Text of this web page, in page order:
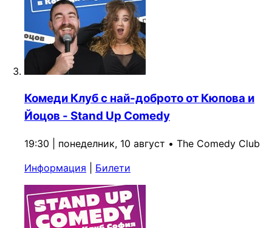
Комеди Клуб с най-доброто от Кюпова и
Йоцов - Stand Up Comedy
19:30 | понеделник, 10 август • The Comedy Club
Информация
Билети